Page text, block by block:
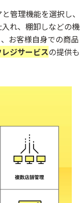
管理機能を選択し、
れ、棚卸しなどの機
お客様自身での商品
ジサービスの提供も